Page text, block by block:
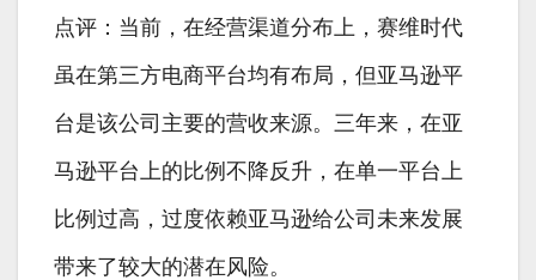
点评：当前，在经营渠道分布上，赛维时代
虽在第三方电商平台均有布局，但亚马逊平
台是该公司主要的营收来源。三年来，在亚
马逊平台上的比例不降反升，在单一平台上
比例过高，过度依赖亚马逊给公司未来发展
带来了较大的潜在风险。